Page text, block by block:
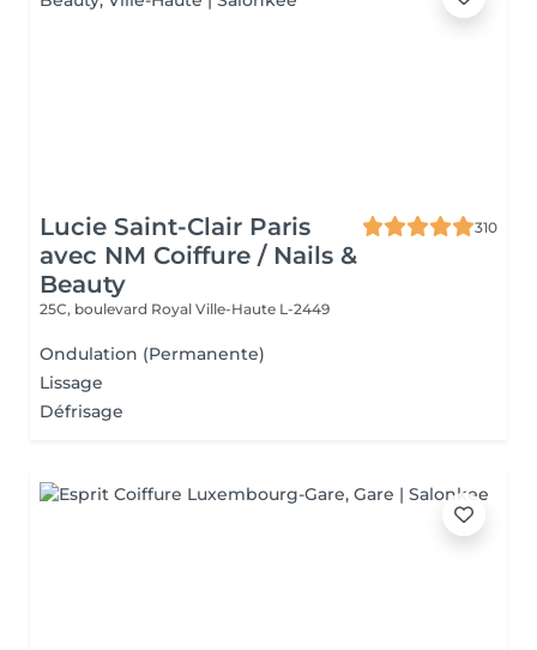
Lucie Saint-Clair Paris
avec NM Coiffure / Nails &
Beauty
310
25C, boulevard Royal Ville-Haute L-2449
Ondulation (Permanente)
Lissage
Défrisage